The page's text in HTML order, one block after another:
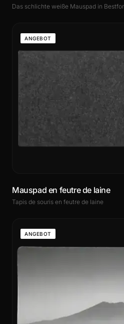
ANGEBOT
Mauspad en feutre de laine
Tapis de souris en feutre de laine
ANGEBOT